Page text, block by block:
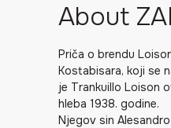
Priča o brendu
Kostabisara, koji se
je Trankuillo Loison
hleba 1938. godine.
Njegov sin
About